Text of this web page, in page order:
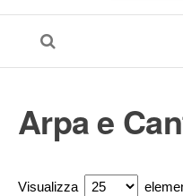
Arpa e
Visualizza